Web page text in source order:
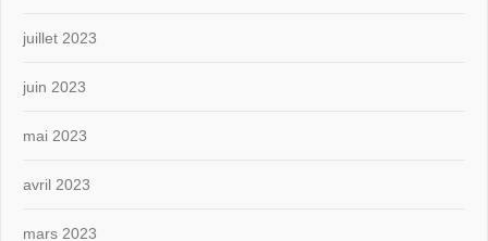
juillet 2023
juin 2023
mai 2023
avril 2023
mars 2023